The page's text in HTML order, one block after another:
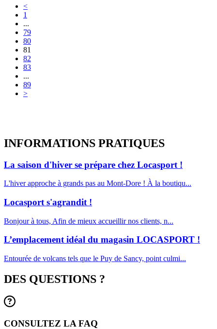
<
1
...
79
80
81
82
83
...
89
>
INFORMATIONS PRATIQUES
La saison d'hiver se prépare chez Locasport !
L'hiver approche à grands pas au Mont-Dore ! À la boutiqu...
Locasport s'agrandit !
Bonjour à tous, Afin de mieux accueillir nos clients, n...
L’emplacement idéal du magasin LOCASPORT !
Entourée de volcans tels que le Puy de Sancy, point culmi...
DES QUESTIONS ?
CONSULTEZ LA FAQ